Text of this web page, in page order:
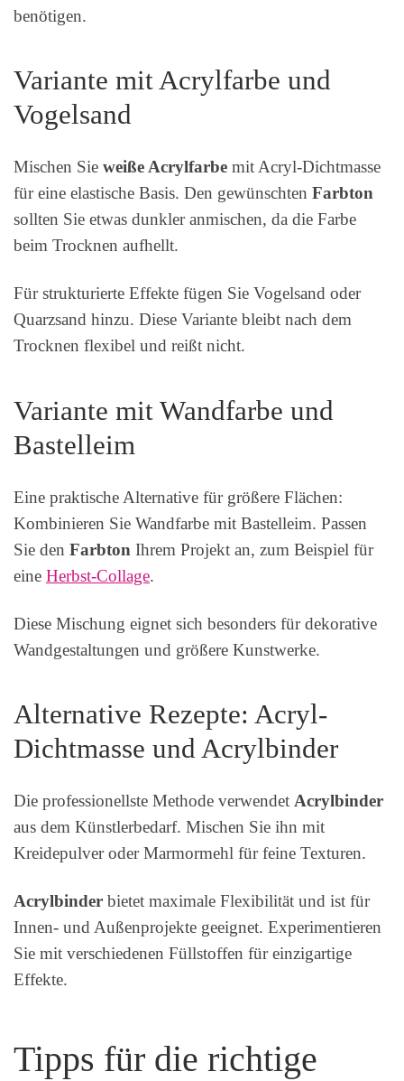
benötigen.
Variante mit Acrylfarbe und
Vogelsand
Mischen Sie weiße Acrylfarbe mit Acryl-Dichtmasse
für eine elastische Basis. Den gewünschten Farbton
sollten Sie etwas dunkler anmischen, da die Farbe
beim Trocknen aufhellt.
Für strukturierte Effekte fügen Sie Vogelsand oder
Quarzsand hinzu. Diese Variante bleibt nach dem
Trocknen flexibel und reißt nicht.
Variante mit Wandfarbe und
Bastelleim
Eine praktische Alternative für größere Flächen:
Kombinieren Sie Wandfarbe mit Bastelleim. Passen
Sie den Farbton Ihrem Projekt an, zum Beispiel für
eine Herbst-Collage.
Diese Mischung eignet sich besonders für dekorative
Wandgestaltungen und größere Kunstwerke.
Alternative Rezepte: Acryl-
Dichtmasse und Acrylbinder
Die professionellste Methode verwendet Acrylbinder
aus dem Künstlerbedarf. Mischen Sie ihn mit
Kreidepulver oder Marmormehl für feine Texturen.
Acrylbinder bietet maximale Flexibilität und ist für
Innen- und Außenprojekte geeignet. Experimentieren
Sie mit verschiedenen Füllstoffen für einzigartige
Effekte.
Tipps für die richtige